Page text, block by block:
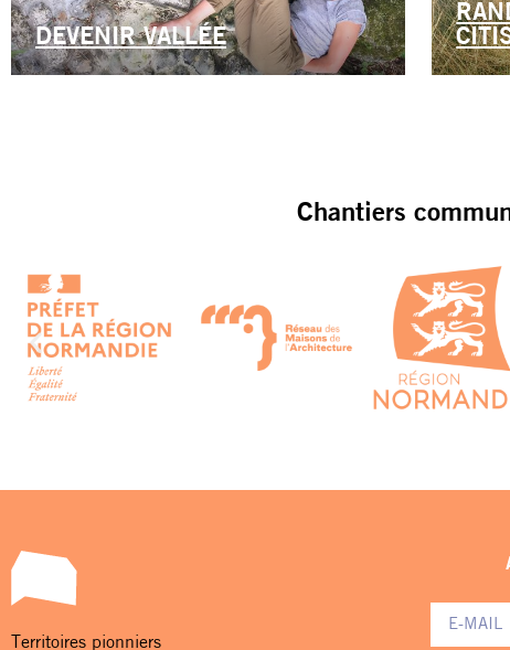
DEVENIR VALLÉE
Chantiers
Territoires pionniers